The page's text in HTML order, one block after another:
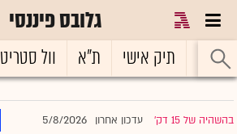
גלובס פיננסי
ראשי תיק אישי ת"א וול סטריט
בהשהיה של 15 דק' |עדכון אחרון 5/8/2026